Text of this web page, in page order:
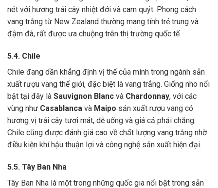
nét với hương trái cây nhiệt đới và cam quýt. Phong cách
vang trắng từ New Zealand thường mang tính trẻ trung và
đậm đà, rất được ưa chuộng trên thị trường quốc tế.
5.4. Chile
Chile đang dần khẳng định vị thế của mình trong ngành sản
xuất rượu vang thế giới, đặc biệt là vang trắng. Giống nho nổi
bật tại đây là Sauvignon Blanc và Chardonnay, với các
vùng như Casablanca và Maipo sản xuất rượu vang có
hương vị trái cây tươi mát, dễ uống và giá cả phải chăng.
Chile cũng được đánh giá cao về chất lượng vang trắng nhờ
điều kiện khí hậu thuận lợi và công nghệ sản xuất hiện đại.
5.5. Tây Ban Nha
Tây Ban Nha là một trong những quốc gia nổi bật trong sản